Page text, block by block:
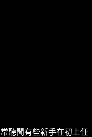
聽聞有些新手在初上任